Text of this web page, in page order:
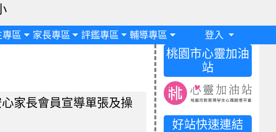
專區 家長專區 評鑑專區 輔導專區 登入
家長會員宣導單張及操
桃園市心靈加油
站
好站快速連結